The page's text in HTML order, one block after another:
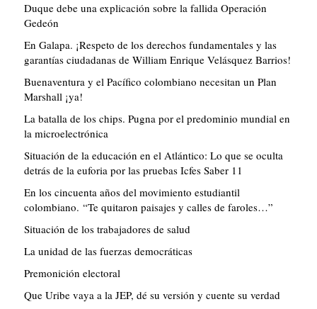
Duque debe una explicación sobre la fallida Operación
Gedeón
En Galapa. ¡Respeto de los derechos fundamentales y las
garantías ciudadanas de William Enrique Velásquez Barrios!
Buenaventura y el Pacífico colombiano necesitan un Plan
Marshall ¡ya!
La batalla de los chips. Pugna por el predominio mundial en
la microelectrónica
Situación de la educación en el Atlántico: Lo que se oculta
detrás de la euforia por las pruebas Icfes Saber 11
En los cincuenta años del movimiento estudiantil
colombiano. “Te quitaron paisajes y calles de faroles…”
Situación de los trabajadores de salud
La unidad de las fuerzas democráticas
Premonición electoral
Que Uribe vaya a la JEP, dé su versión y cuente su verdad